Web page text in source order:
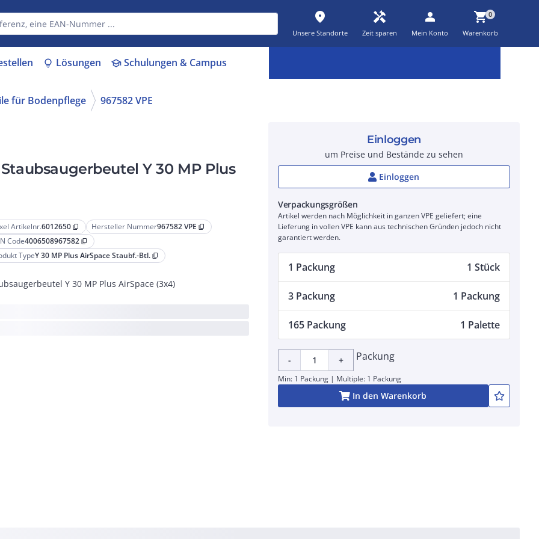
place
Unsere Standorte
handyman
Zeit sparen
person
Mein Konto
shopping_cart0
Warenkorb
lightbulb Lösungen schoolSchulungen & Campus
für Bodenpflege 967582 VPE
Y 30 MP Plus
Artikelnr.6012650 content_copy Hersteller Nummer967582 VPE content_copy
Code4006508967582 content_copy
TypeY 30 MP Plus AirSpace Staubf.-Btl. content_copy
Y 30 MP Plus AirSpace (3x4)
Einloggen
um Preise und Bestände zu sehen
Einloggen
Verpackungsgrößen
Artikel werden nach Möglichkeit in ganzen VPE geliefert; eine
Lieferung in vollen VPE kann aus technischen Gründen jedoch nicht
garantiert werden.
1 Packung 1 Stück
3 Packung 1 Packung
165 Packung 1 Palette
- + Packung
Min: 1 Packung | Multiple: 1 Packung
In den Warenkorb